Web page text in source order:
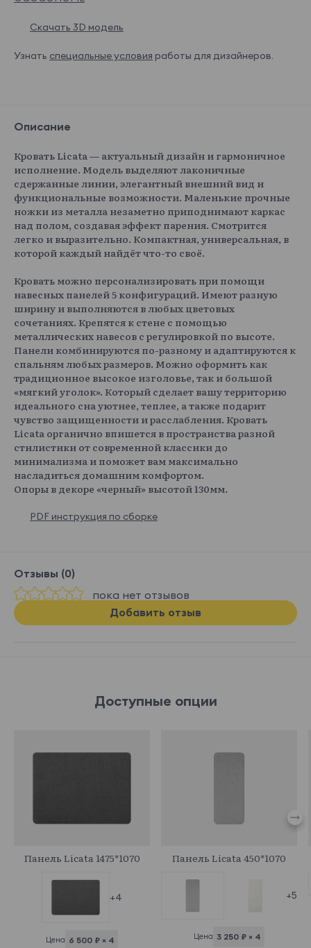
Скачать 3D модель
Узнать специальные условия работы для дизайнеров.
Описание
Кровать Licata — актуальный дизайн и гармоничное
исполнение. Модель выделяют лаконичные
сдержанные линии, элегантный внешний вид и
функциональные возможности. Маленькие прочные
ножки из металла незаметно приподнимают каркас
над полом, создавая эффект парения. Смотрится
легко и выразительно. Компактная, универсальная, в
которой каждый найдёт что-то своё.
Кровать можно персонализировать при помощи
навесных панелей 5 конфигураций. Имеют разную
ширину и выполняются в любых цветовых
сочетаниях. Крепятся к стене с помощью
металлических навесов с регулировкой по высоте.
Панели комбинируются по-разному и адаптируются к
спальням любых размеров. Можно оформить как
традиционное высокое изголовье, так и большой
«мягкий уголок». Который сделает вашу территорию
идеального сна уютнее, теплее, а также подарит
чувство защищенности и расслабления. Кровать
Licata органично впишется в пространства разной
стилистики от современной классики до
минимализма и поможет вам максимально
насладиться домашним комфортом.
Опоры в декоре «черный» высотой 130мм.
PDF инструкция по сборке
Отзывы (0)
пока нет отзывов
Добавить отзыв
Доступные опции
Панель Licata 1475*1070
+4
Цена 6 500 ₽ × 4
Панель Licata 450*1070
+5
Цена 3 250 ₽ × 4